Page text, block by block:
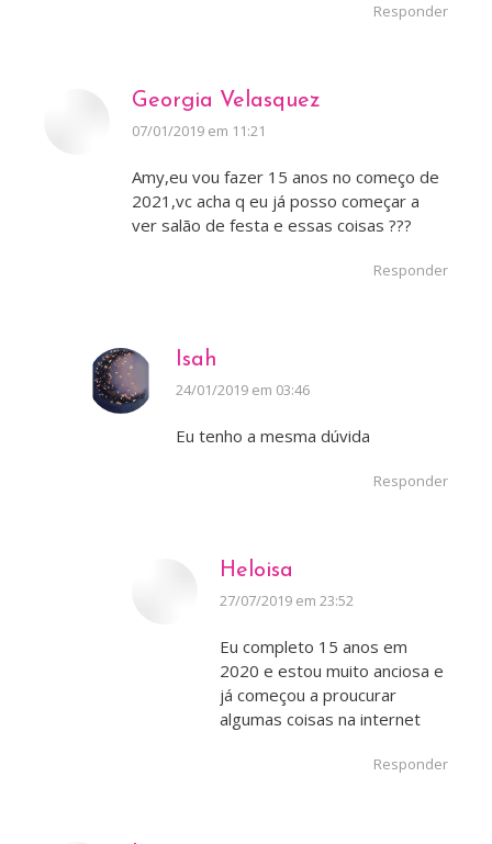
Responder
Georgia Velasquez
disse:
07/01/2019 em 11:21
Amy,eu vou fazer 15 anos no começo de
2021,vc acha q eu já posso começar a
ver salão de festa e essas coisas ???
Responder
Isah
disse:
24/01/2019 em 03:46
Eu tenho a mesma dúvida
Responder
Heloisa
disse:
27/07/2019 em 23:52
Eu completo 15 anos em
2020 e estou muito anciosa e
já começou a proucurar
algumas coisas na internet
Responder